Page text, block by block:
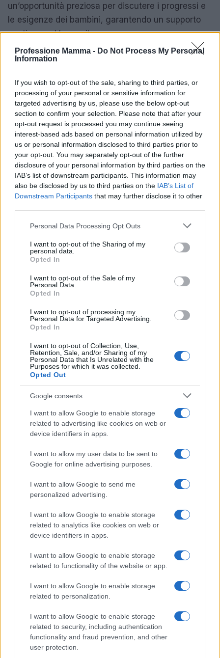
Professione Mamma - Do Not Process My Personal
Information
If you wish to opt-out of the sale, sharing to third parties, or
processing of your personal or sensitive information for
targeted advertising by us, please use the below opt-out
section to confirm your selection. Please note that after your
opt-out request is processed you may continue seeing
interest-based ads based on personal information utilized by
us or personal information disclosed to third parties prior to
your opt-out. You may separately opt-out of the further
disclosure of your personal information by third parties on the
IAB’s list of downstream participants. This information may
also be disclosed by us to third parties on the IAB’s List of
Downstream Participants that may further disclose it to other
Please note that this website/app uses one or more Google
not limited to your visit or usage behaviour. You may click to
grant or deny consent to Google and its third-party tags to
use your data for below specified purposes in below Google
consent section.
Personal Data Processing Opt Outs
I want to opt-out of the Sharing of my
personal data.
Opted In
I want to opt-out of the Sale of my
Personal Data.
Opted In
I want to opt-out of processing my
Personal Data for Targeted Advertising.
Opted In
I want to opt-out of Collection, Use,
Retention, Sale, and/or Sharing of my
Personal Data that Is Unrelated with the
Purposes for which it was collected.
Opted Out
Google consents
I want to allow Google to enable storage
related to advertising like cookies on web or
device identifiers in apps.
I want to allow my user data to be sent to
Google for online advertising purposes.
I want to allow Google to send me
personalized advertising.
I want to allow Google to enable storage
related to analytics like cookies on web or
device identifiers in apps.
I want to allow Google to enable storage
related to functionality of the website or app.
I want to allow Google to enable storage
related to personalization.
I want to allow Google to enable storage
related to security, including authentication
functionality and fraud prevention, and other
user protection.
un’opportunità preziosa per discutere i progressi e
le esigenze dei bambini, garantendo un supporto
continuo nel loro sviluppo.
Conclusione e riflessioni finali
educativo innovativo e rispettoso degli individui.
Promuovendo l’autonomia, la curiosità e il rispetto,
questo sistema offre ai bambini gli strumenti
necessari per diventare apprendisti motivati e
responsabili. In un mondo in continua evoluzione,
investire nel potenziale dei nostri bambini è un
passo fondamentale per costruire un futuro
migliore.
AUTORE
Continua a leggere
EDUCAZIONE E CRESCITA
Ansia nei figli: tecniche di co-regolazione e routine